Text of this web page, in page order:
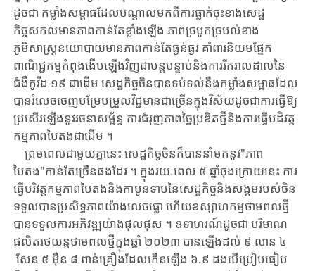
ដូចជា ​កម្លាំងសម្ពាធ​ដែល​បណ្តាល​មក​ពី​ការធ្លាក់ចុះ​ខាង​សេដ្ឋ
កិច្ចសកល​មានភាព​កាន់តែខ្លាំងឡើង ​ភាពច្របូកច្របល់​ខាង​
ភូមិសាស្ត្រ​នយោបាយ​មានភាពកាន់តែធ្ងន់ធ្ងរ ​គាំពារនិយម​ផ្នែក​
ពាណិជ្ជកម្ម​កំពុងងើប​ឡើង​វិញ​ជាបន្ត​បន្ទាប់​និង​ការរីករាលដាល​នៃ​
ជំងឺកូវីដ ​១៩ ​ជាដើម ​សេដ្ឋកិច្ច​ចិន​បាន​ទប់ទល់​នឹង​កម្លាំង​សម្ពាធ​ដែល​
បានរំលេចចេញ​បម្រែបម្រួលវិជ្ជមាន​ជា​ច្រើនក្នុង​វិស័យ​ដូច​ជា​ការ​ធ្វើឱ្យ
ប្រសើរឡើង​នូវ​រចនាសម្ព័ន្ធ ​ការ​ជំរុញ​ភាព​ច្នៃ​ប្រឌិតថ្មី​និង​ការ​ធ្វើបដិវត្ត
កម្មភាពបៃតង​ជាដើម ​។
ព្រមពេលជាមួយគ្នានេះ ​សេដ្ឋកិច្ច​ចិន​ក៏បាននាំមកនូវ"ភាព
បៃតង"កាន់តែច្រើនផងដែរ​ ​។ ​ក្នុងរយៈពេល ​៥ ​ឆ្នាំចុងក្រោយនេះ ​ការ
ធ្វើបរិវត្តកម្មភាព​បៃ​តង​និង​កាបូនទាប​នៃ​សេដ្ឋកិច្ច​និង​សង្គម​របស់ចិន​
ទទួលបានប្រសិទ្ធភាព​យ៉ាងលេចធ្លោ ​ហើយ​ឧស្សាហកម្ម​ថាមពលថ្មី​
បានទទួលការអភិវឌ្ឍយ៉ាងផុលផុស ​។ ​ឧទាហរណ៍ដូចជា ​បរិមាណ​
ផលិតរថយន្តថាមពលថ្មី​ក្នុង​ឆ្នាំ​ ២០២៣ ​បាន​ឡើងដល់​ ៩ ​លាន ​៤​
សែន ​៥ ​ម៉ឺន ​៨ ​ពាន់​គ្រឿង​ដែល​កើនឡើង ៦.៩ ​ដង​បើ​ប្រៀប​ធៀប​